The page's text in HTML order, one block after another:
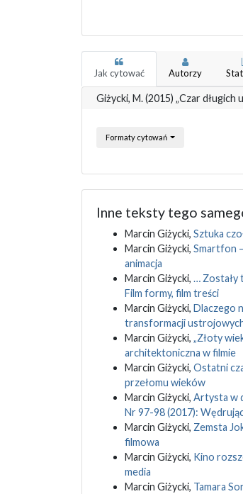
Jak cytować Autorzy
Giżycki, M. (2015) „Czar długich
Formaty cytowań
Inne teksty tego
Marcin Giżycki, Sztuka
Marcin Giżycki, Smartfon
animacja
Marcin Giżycki, … Zostały
Film formy, film treści
Marcin Giżycki, Dlaczego
transformacji
Marcin Giżycki, „Złoty
architektoniczna w filmie
Marcin Giżycki, Ostatni
przełomu wieków
Marcin Giżycki, Artysta w
Nr 97-98 (2017):
Marcin Giżycki, Zemsta
filmowa
Marcin Giżycki, Kino
media
Marcin Giżycki, Tamara